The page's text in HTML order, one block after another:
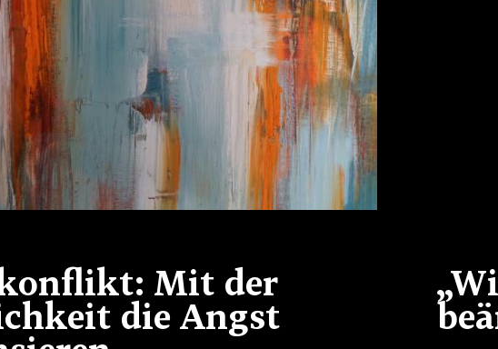
Mit der
die Angst